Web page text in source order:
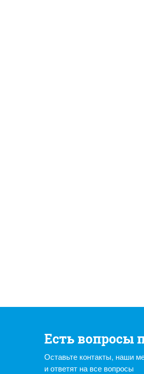
Есть вопросы
Оставьте контакты, наши
и ответят на все вопросы